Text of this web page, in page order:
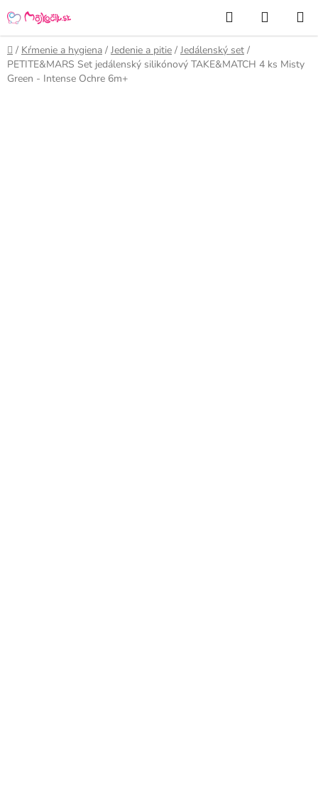
na
obsah
Hľadať
KOŠÍK
Domov
/ Kŕmenie a hygiena / Jedenie a pitie / Jedálenský set /
PETITE&MARS Set jedálenský silikónový TAKE&MATCH 4 ks Misty
Green - Intense Ochre 6m+